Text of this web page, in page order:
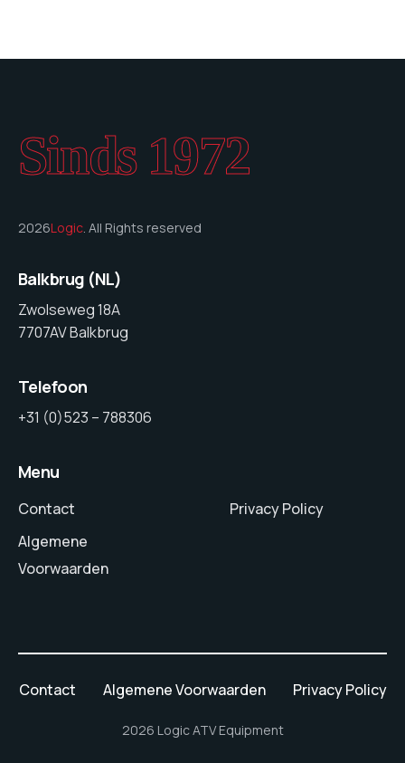
Sinds 1972
2026Logic. All Rights reserved
Balkbrug (NL)
Zwolseweg 18A
7707AV Balkbrug
Telefoon
+31 (0)523 – 788306
Menu
Contact
Algemene
Voorwaarden
Privacy Policy
Contact Algemene Voorwaarden Privacy Policy
2026 Logic ATV Equipment